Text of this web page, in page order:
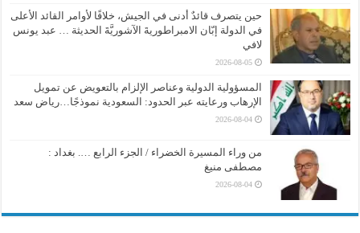
حين يتصرف قائدٌ أدنى في الجيش، خلافًا لأوامر القائد الأعلى
في الدولة إبّان الامبراطوريةَ الآشوريَّةَ الحديثة … عبد يونس
لافي
2026-08-05
المسؤولية الدولية وعناصر الإلزام بالتعويض عن تمويل
الإرهاب ورعايته عبر الحدود: السعودية نموذجًا…رياض سعد
2026-08-04
من وراء المسيرة الخضراء / الجزء الرابع …. بغداد :
مصطفى منيغ
2026-08-04